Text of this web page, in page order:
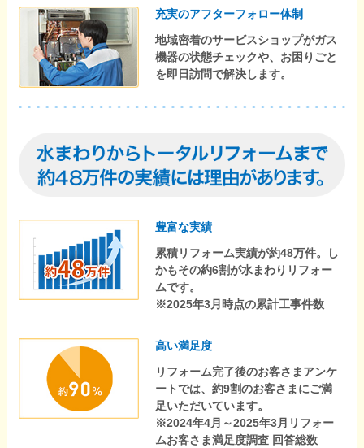
充実のアフターフォロー体制
地域密着のサービスショップがガス
機器の状態チェックや、お困りごと
を即日訪問で解決します。
豊富な実績
累積リフォーム実績が約48万件。し
かもその約6割が水まわりリフォー
ムです。
※2025年3月時点の累計工事件数
高い満足度
リフォーム完了後のお客さまアンケ
ートでは、約9割のお客さまにご満
足いただいています。
※2024年4月～2025年3月リフォー
ムお客さま満足度調査 回答総数